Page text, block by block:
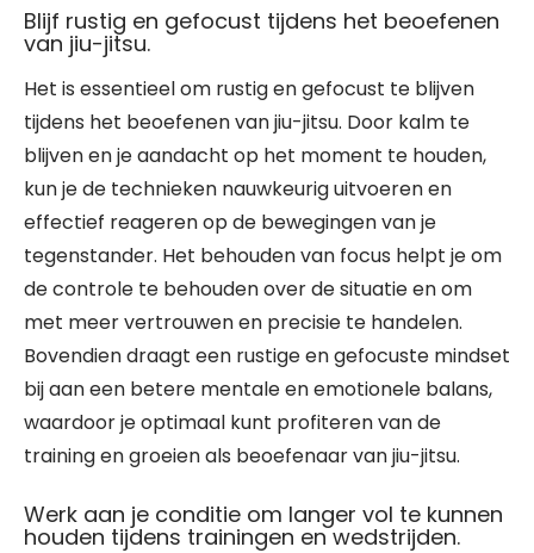
Blijf rustig en gefocust tijdens het beoefenen
van jiu-jitsu.
Het is essentieel om rustig en gefocust te blijven
tijdens het beoefenen van jiu-jitsu. Door kalm te
blijven en je aandacht op het moment te houden,
kun je de technieken nauwkeurig uitvoeren en
effectief reageren op de bewegingen van je
tegenstander. Het behouden van focus helpt je om
de controle te behouden over de situatie en om
met meer vertrouwen en precisie te handelen.
Bovendien draagt een rustige en gefocuste mindset
bij aan een betere mentale en emotionele balans,
waardoor je optimaal kunt profiteren van de
training en groeien als beoefenaar van jiu-jitsu.
Werk aan je conditie om langer vol te kunnen
houden tijdens trainingen en wedstrijden.